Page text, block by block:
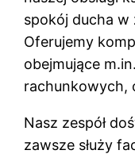
spokój ducha w
Oferujemy
obejmujące
rachunkowych,
Nasz zespół
zawsze służy